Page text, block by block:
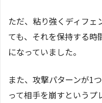
ただ、粘り強くディフ
ても、それを保持する時
になっていました。
また、攻撃パターンが1
って相手を崩すという